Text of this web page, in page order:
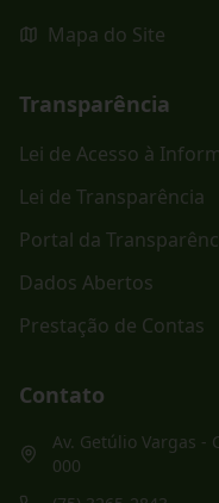
Mapa do Site
Transparência
Lei de Acesso à
Lei de Transparência
Portal da
Dados Abertos
Prestação de Contas
Contato
Av. Getúlio Vargas -
000